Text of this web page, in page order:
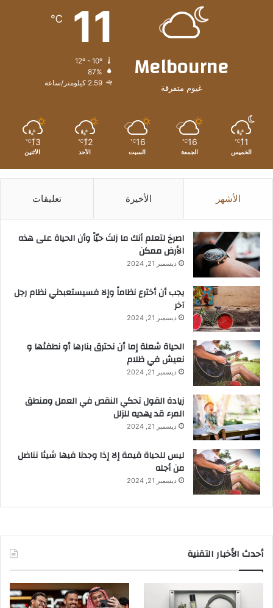
Melbourne
غيوم متفرقة
11
℃
87%
2.59 كيلومتر/ساعة
11
℃
الخميس
16
℃
الجمعة
16
℃
السبت
12
℃
الأحد
13
℃
الأثنين
الأشهر الأخيرة تعليقات
‫اصرخ لتعلم أنك ما زلتَ حيّاً وأن الحياة على هذه
الأرض ممكن
ديسمبر 21, 2024
يجب أن أخترع نظاماً وإلا فسيستعبدني نظام رجل
آخر
ديسمبر 21, 2024
الحياة شعلة إما أن نحترق بنارها أو نطفئها و
نعيش في ظلام
ديسمبر 21, 2024
زيادة القول تحكي النقص في العمل ومنطق
المرء قد يهديه للزلل
ديسمبر 21, 2024
ليس للحياة قيمة إلا إذا وجدنا فيها شيئا نناضل
من أجله
ديسمبر 21, 2024
أحدث الأخبار التقنية